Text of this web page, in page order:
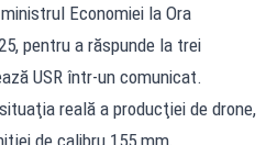
Economiei la Ora
pentru a răspunde la trei
USR într-un comunicat.
reală a producţiei de drone,
de calibru 155 mm,